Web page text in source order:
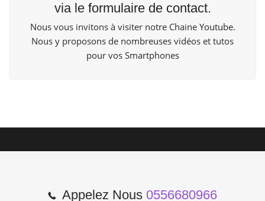
via le formulaire de contact.
Nous vous invitons à visiter notre Chaine Youtube.
Nous y proposons de nombreuses vidéos et tutos
pour vos Smartphones
Appelez Nous 0556680966